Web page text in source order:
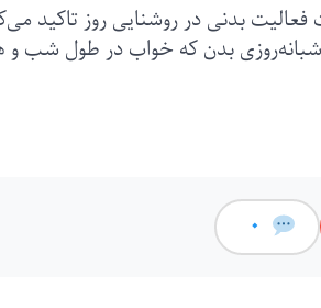
بدنی در روشنایی روز تاکید
بدن که خواب در طول شب و
0